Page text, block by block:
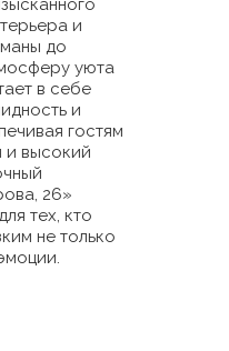
и
до
уюта
в себе
и
гостям
и высокий
26»
тех, кто
не только